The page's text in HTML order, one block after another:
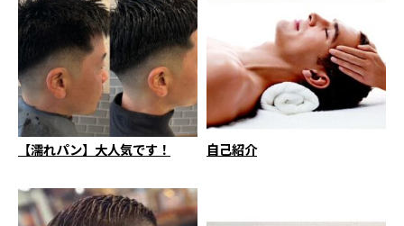
【濡れパン】大人気です！ 自己紹介